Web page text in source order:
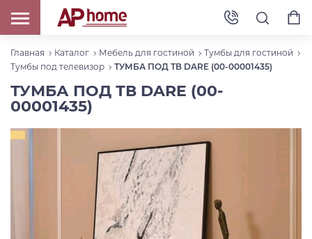
Главная Каталог Мебель для гостиной
Тумбы для гостиной
Тумбы под телевизор
ТУМБА ПОД ТВ DARE (00-00001435)
ТУМБА ПОД ТВ DARE (00-
00001435)